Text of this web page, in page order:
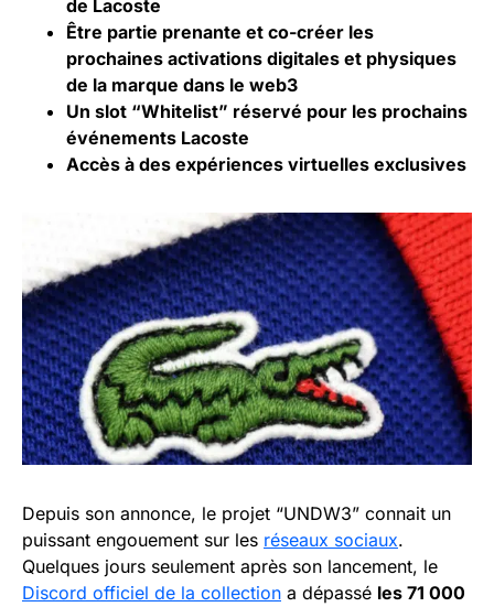
de Lacoste
Être partie prenante et co-créer les
prochaines activations digitales et physiques
de la marque dans le web3
Un slot “Whitelist” réservé pour les prochains
événements Lacoste
Accès à des expériences virtuelles exclusives
Depuis son annonce, le projet “UNDW3” connait un
puissant engouement sur les réseaux sociaux.
Quelques jours seulement après son lancement, le
Discord officiel de la collection a dépassé les 71 000